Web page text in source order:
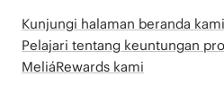
Kunjungi halaman beranda
Pelajari tentang keuntungan
MeliáRewards kami